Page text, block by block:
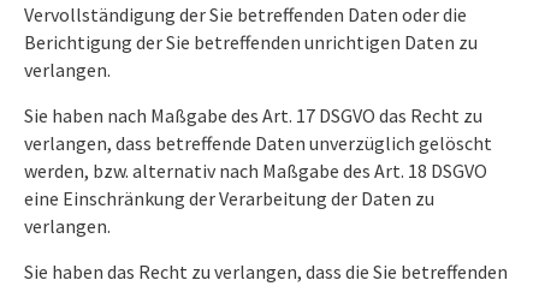
Vervollständigung der Sie betreffenden Daten oder die
Berichtigung der Sie betreffenden unrichtigen Daten zu
verlangen.
Sie haben nach Maßgabe des Art. 17 DSGVO das Recht zu
verlangen, dass betreffende Daten unverzüglich gelöscht
werden, bzw. alternativ nach Maßgabe des Art. 18 DSGVO
eine Einschränkung der Verarbeitung der Daten zu
verlangen.
Sie haben das Recht zu verlangen, dass die Sie betreffenden